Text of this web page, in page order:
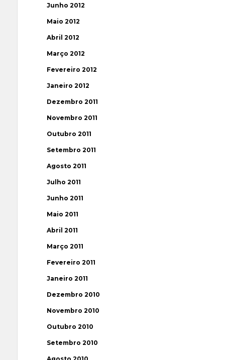
Junho 2012
Maio 2012
Abril 2012
Março 2012
Fevereiro 2012
Janeiro 2012
Dezembro 2011
Novembro 2011
Outubro 2011
Setembro 2011
Agosto 2011
Julho 2011
Junho 2011
Maio 2011
Abril 2011
Março 2011
Fevereiro 2011
Janeiro 2011
Dezembro 2010
Novembro 2010
Outubro 2010
Setembro 2010